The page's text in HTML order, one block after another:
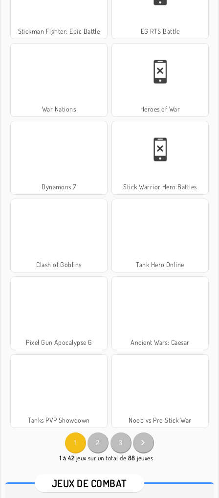
Stickman Fighter: Epic Battle EG RTS Battle
War Nations Heroes of War
Dynamons 7 Stick Warrior Hero Battles
Clash of Goblins Tank Hero Online
Pixel Gun Apocalypse 6 Ancient Wars: Caesar
Tanks PVP Showdown Noob vs Pro Stick War
1 2 3
1 à 42 jeux sur un total de 88 jeuxes
JEUX DE COMBAT